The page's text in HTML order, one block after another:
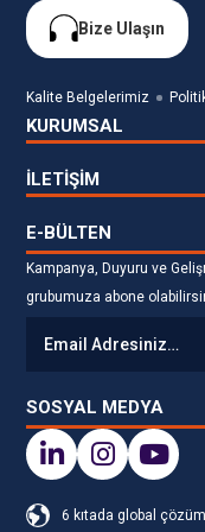
Bize Ulaşın
Kalite Belgelerimiz
KURUMSAL
İLETİŞİM
E-BÜLTEN
Kampanya, Duyuru ve
grubumuza abone
SOSYAL MEDYA
6 kıtada global çözüm